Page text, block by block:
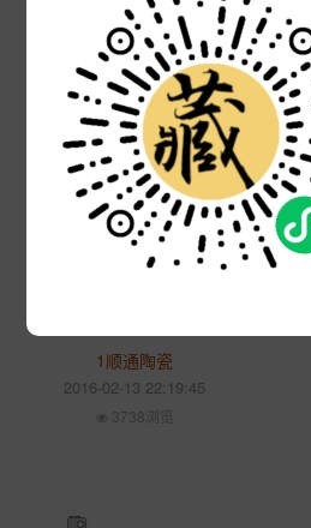
喷墨内墙砖
2016-02-13 22:20:06
3827浏览
1顺通陶瓷
2016-02-13 22:19:45
3738浏览